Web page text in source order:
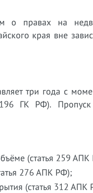
о правах на
края вне
три года с
196 ГК РФ).
(статья 259
276 АПК РФ);
(статья 312 АПК